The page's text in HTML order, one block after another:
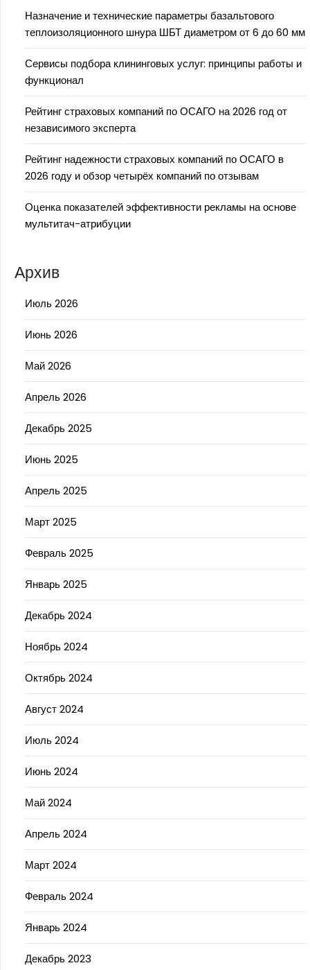
Назначение и технические параметры базальтового
теплоизоляционного шнура ШБТ диаметром от 6 до 60 мм
Сервисы подбора клининговых услуг: принципы работы и
функционал
Рейтинг страховых компаний по ОСАГО на 2026 год от
независимого эксперта
Рейтинг надежности страховых компаний по ОСАГО в
2026 году и обзор четырёх компаний по отзывам
Оценка показателей эффективности рекламы на основе
мультитач-атрибуции
Архив
Июль 2026
Июнь 2026
Май 2026
Апрель 2026
Декабрь 2025
Июнь 2025
Апрель 2025
Март 2025
Февраль 2025
Январь 2025
Декабрь 2024
Ноябрь 2024
Октябрь 2024
Август 2024
Июль 2024
Июнь 2024
Май 2024
Апрель 2024
Март 2024
Февраль 2024
Январь 2024
Декабрь 2023